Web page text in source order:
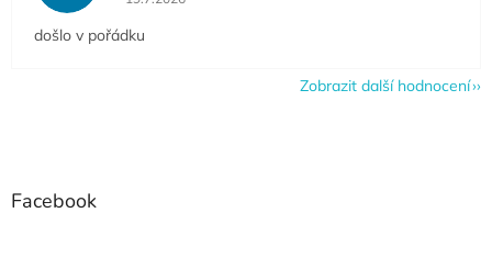
došlo v pořádku
Zobrazit další hodnocení
Facebook